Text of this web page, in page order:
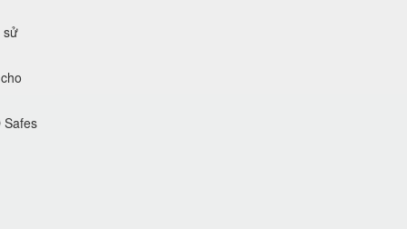
sử
Safes